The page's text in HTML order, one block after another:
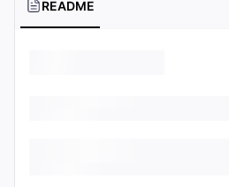
README